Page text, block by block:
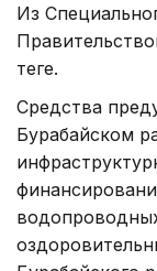
Из
теңге.
Средства
Бурабайском